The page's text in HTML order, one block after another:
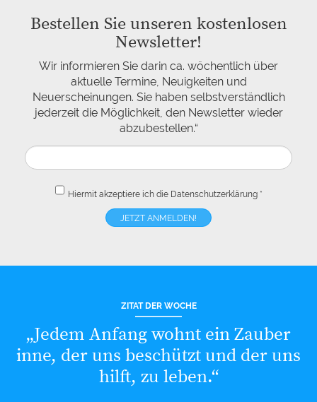
Bestellen Sie unseren kostenlosen
Newsletter!
Wir informieren Sie darin ca. wöchentlich über
aktuelle Termine, Neuigkeiten und
Neuerscheinungen. Sie haben selbstverständlich
jederzeit die Möglichkeit, den Newsletter wieder
abzubestellen.“
Hiermit akzeptiere ich die Datenschutzerklärung*
ZITAT DER WOCHE
„Jedem Anfang wohnt ein Zauber
inne, der uns beschützt und der uns
hilft, zu leben.“